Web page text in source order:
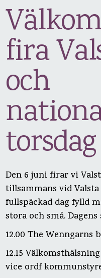
fira
och
Den 6 juni firar vi
tillsammans vid
fullspäckad dag fylld
stora och små. Dagens
12.00 The Wenngarns
12.15
vice ordf